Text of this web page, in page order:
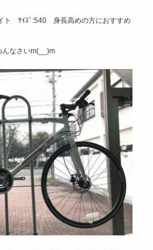
ｻｲｽﾞ:540 身長高めの方におすすめ
なさいm(__)m